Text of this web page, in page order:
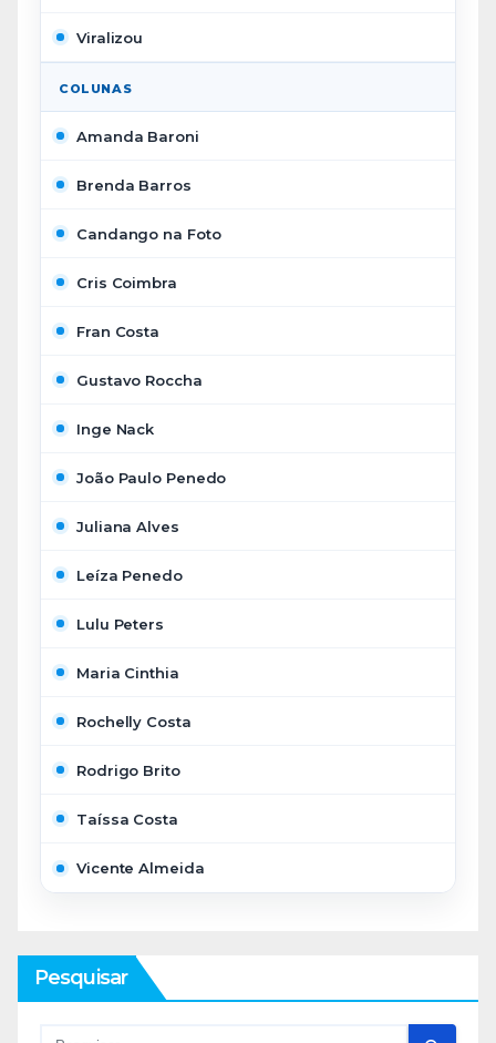
Viralizou
COLUNAS
Amanda Baroni
Brenda Barros
Candango na Foto
Cris Coimbra
Fran Costa
Gustavo Roccha
Inge Nack
João Paulo Penedo
Juliana Alves
Leíza Penedo
Lulu Peters
Maria Cinthia
Rochelly Costa
Rodrigo Brito
Taíssa Costa
Vicente Almeida
Pesquisar